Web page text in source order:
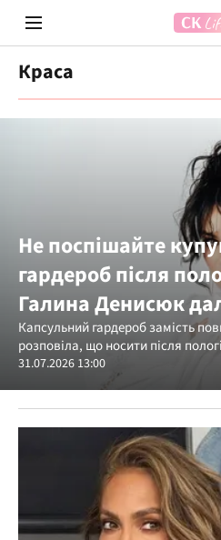
Prosecco Time
Краса
Не поспішайте
гардероб після
Галина Денисюк
молодим мамам
Капсульний гардероб замість
розповіла, що носити після
31.07.2026 13:00